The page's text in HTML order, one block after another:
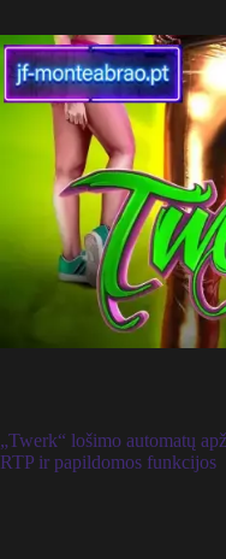
„Twerk“ lošimo automatų
RTP ir papildomos funkcijos